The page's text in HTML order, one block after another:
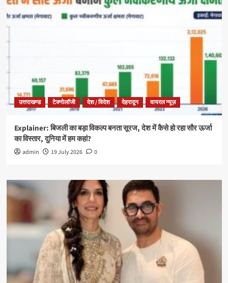
उत्तराखण्ड टेक्नोलॉजी देश / विदेश देहरादून वायरल न्यूज़
Explainer: बिजली का बड़ा विकल्प बनता सूरज, देश में कैसे हो रहा सौर ऊर्जा
का विस्तार, दुनिया में हम कहां?
admin 19 July 2026 0